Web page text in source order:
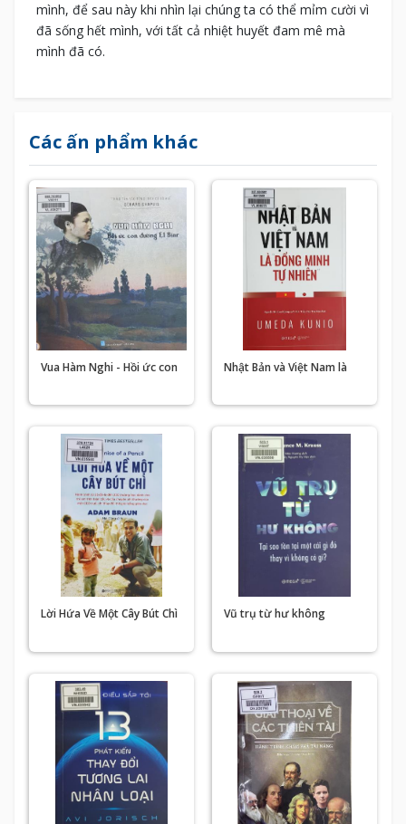
mình, để sau này khi nhìn lại chúng ta có thể mỉm cười vì
đã sống hết mình, với tất cả nhiệt huyết đam mê mà
mình đã có.
Các ấn phẩm khác
Vua Hàm Nghi - Hồi ức con
Nhật Bản và Việt Nam là
Lời Hứa Về Một Cây Bút Chì Vũ trụ từ hư không